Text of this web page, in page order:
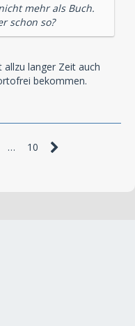
mehr als Buch.
schon so?
langer Zeit auch
bekommen.
… 10